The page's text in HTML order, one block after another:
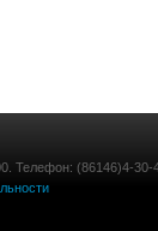
Телефон: (86146)4-30-